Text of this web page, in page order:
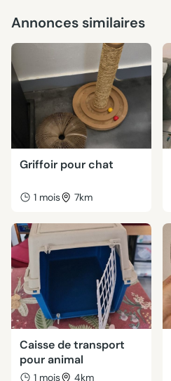
Annonces similaires
Griffoir pour chat
1 mois 7km
Caisse de transport
pour animal
1 mois 4km